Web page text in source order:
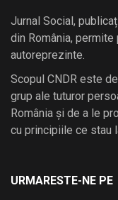
Jurnal Social,
din România,
autoreprezinte.
Scopul CNDR este
grup ale tuturor
România și de a le
cu principiile ce stau
URMARESTE-NE PE